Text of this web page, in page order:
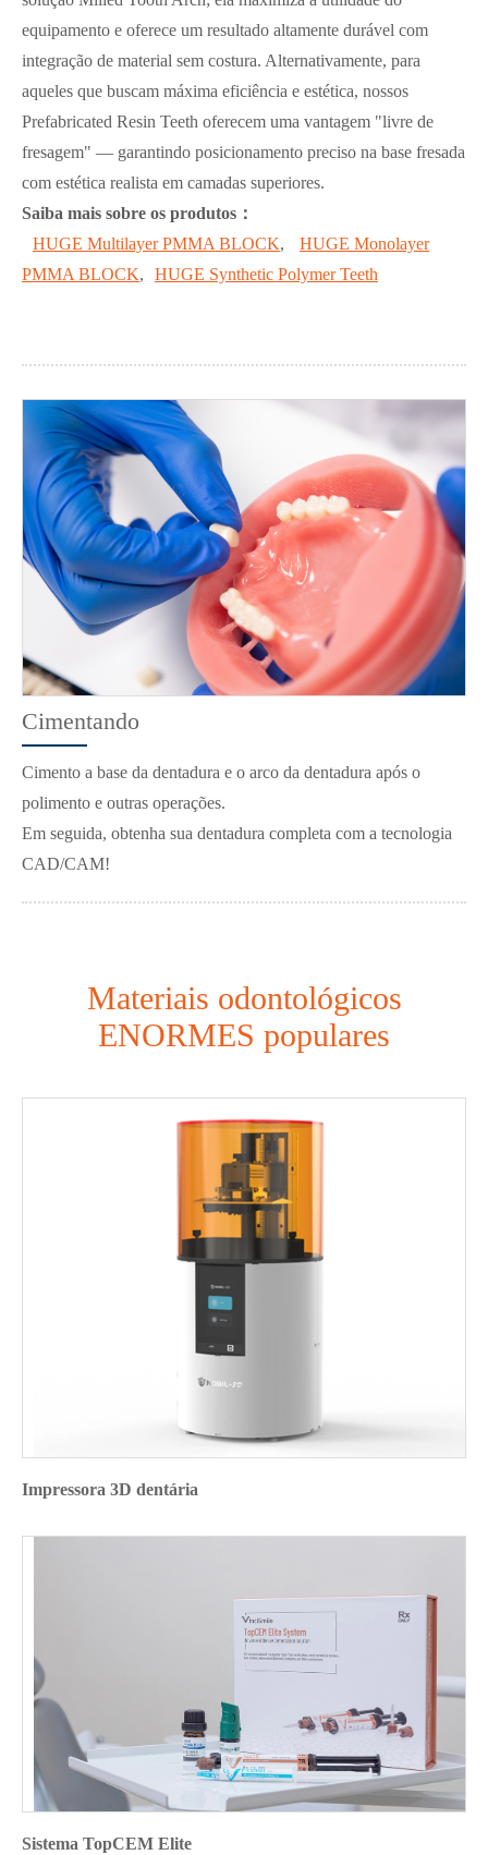
equipamento e oferece um resultado altamente durável com
integração de material sem costura. Alternativamente, para
aqueles que buscam máxima eficiência e estética, nossos
Prefabricated Resin Teeth oferecem uma vantagem "livre de
fresagem" — garantindo posicionamento preciso na base fresada
com estética realista em camadas superiores.
Saiba mais sobre os produtos：
HUGE Multilayer PMMA BLOCK,
HUGE Monolayer
PMMA BLOCK, HUGE Synthetic Polymer Teeth
Cimentando
Cimento a base da dentadura e o arco da dentadura após o
polimento e outras operações.
Em seguida, obtenha sua dentadura completa com a tecnologia
CAD/CAM!
Materiais odontológicos
ENORMES populares
Impressora 3D dentária
Sistema TopCEM Elite